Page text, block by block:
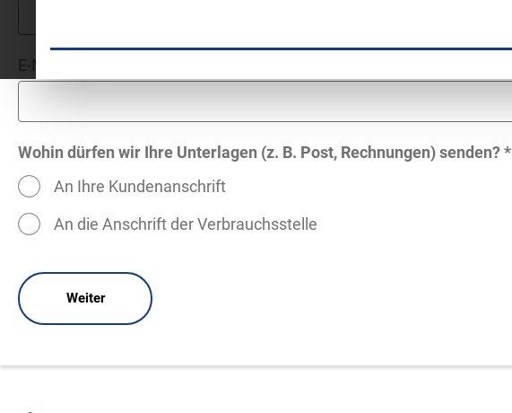
E-Mail-Adresse*
Wohin dürfen wir Ihre Unterlagen (z. B. Post, Rechnungen) senden? *
An Ihre Kundenanschrift
An die Anschrift der Verbrauchsstelle
Weiter